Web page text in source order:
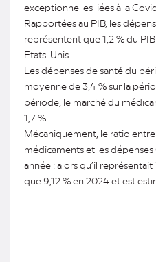
exceptionnelles liées à la
Rapportées au PIB, les
représentent que 1,2 % du
Etats-Unis.
Les dépenses de santé du
moyenne de 3,4 % sur la
période, le marché du
1,7 %.
Mécaniquement, le ratio
médicaments et les
année : alors qu’il représentait
que 9,12 % en 2024 et est